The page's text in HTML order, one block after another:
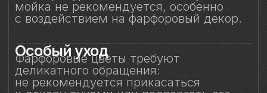
Защита от повреждений
Избегайте контакта бокала с острыми,
скребками, лезвиями или кромками
других бокалов) во избежание сколов
и царапин. Не рекомендуется
складывать бокалы горизонтально друг
на друга.